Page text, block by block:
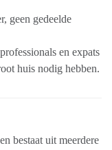
geen gedeelde
en expats
huis nodig hebben.
bestaat uit meerdere